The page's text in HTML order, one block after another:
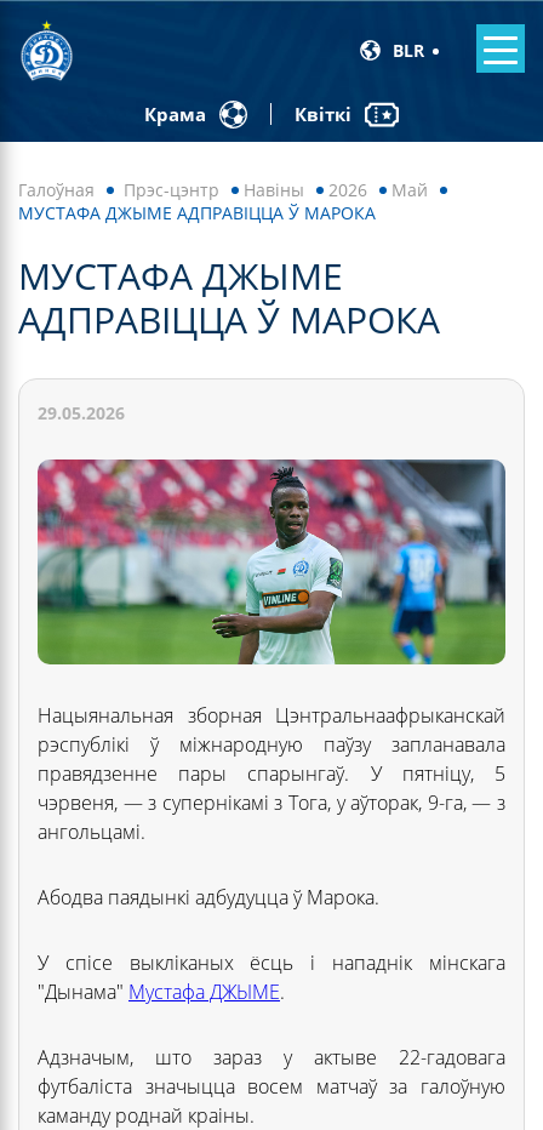
BLR
Крама Квіткі
Галоўная Прэс-цэнтр Навiны 2026
Май
МУСТАФА ДЖЫМЕ АДПРАВІЦЦА Ў МАРОКА
МУСТАФА ДЖЫМЕ
АДПРАВІЦЦА Ў МАРОКА
29.05.2026
Нацыянальная зборная Цэнтральнаафрыканскай
рэспублікі ў міжнародную паўзу запланавала
правядзенне пары спарынгаў. У пятніцу, 5
чэрвеня, — з супернікамі з Тога, у аўторак, 9-га, — з
ангольцамі.
Абодва паядынкі адбудуцца ў Марока.
У спісе выкліканых ёсць і нападнік мінскага
"Дынама" Мустафа ДЖЫМЕ.
Адзначым, што зараз у актыве 22-гадовага
футбаліста значыцца восем матчаў за галоўную
каманду роднай краіны.